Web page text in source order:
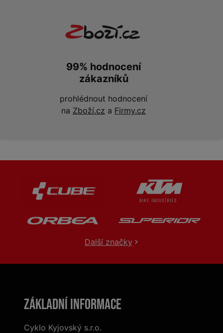
99% hodnocení
zákazníků
prohlédnout hodnocení
na Zboží.cz a Firmy.cz
Další značky
Základní informace
Cyklo Kyjovský s.r.o.